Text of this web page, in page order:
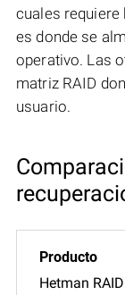
cuales requiere
es donde se
operativo. Las
matriz RAID
usuario.
Hetman